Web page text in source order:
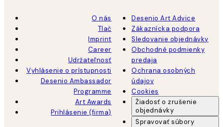
O nás
Tlač
Imprint
Career
Udržateľnosť
Vyhlásenie o prístupnosti
Desenio Ambassador
Programme
Art Awards
Prihlásenie (firma)
Desenio Art Advice
Zákaznícka podpora
Sledovanie objednávky
Obchodné podmienky
predaja
Ochrana osobných
údajov
Cookies
Žiadosť o zrušenie
objednávky
Spravovať súbory